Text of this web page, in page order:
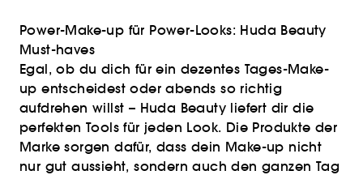
Power-Make-up für Power-Looks: Huda Beauty
Must-haves
Egal, ob du dich für ein dezentes Tages-Make-
up entscheidest oder abends so richtig
aufdrehen willst – Huda Beauty liefert dir die
perfekten Tools für jeden Look. Die Produkte der
Marke sorgen dafür, dass dein Make-up nicht
nur gut aussieht, sondern auch den ganzen Tag